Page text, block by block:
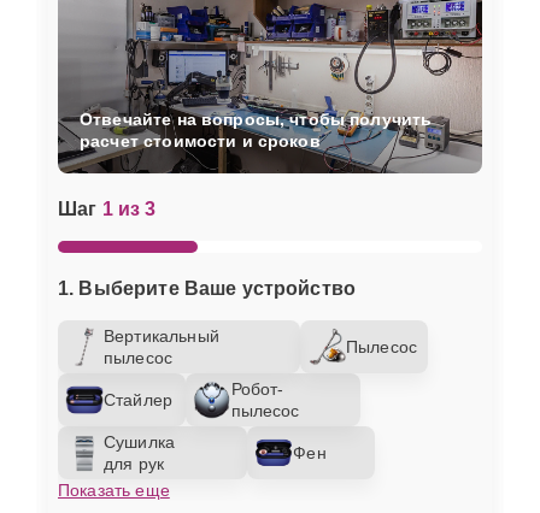
Шаг 1 из 3
1. Выберите Ваше устройство
Вертикальный
пылесос
Пылесос
Стайлер
Робот-
пылесос
Сушилка
для рук
Фен
Показать еще
Отвечайте на вопросы, чтобы получить
расчет стоимости и сроков